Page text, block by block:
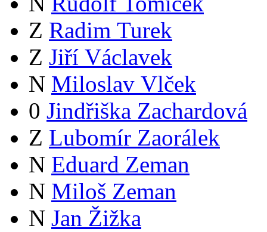
Z Radim Turek
Z Jiří Václavek
N Miloslav Vlček
0 Jindřiška Zachardová
Z Lubomír Zaorálek
N Eduard Zeman
N Miloš Zeman
N Jan Žižka